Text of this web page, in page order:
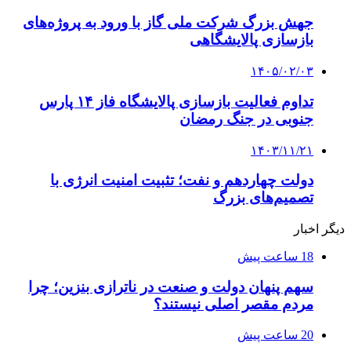
جهش بزرگ شرکت ملی گاز با ورود به پروژه‌های
بازسازی پالایشگاهی
۱۴۰۵/۰۲/۰۳
تداوم فعالیت بازسازی پالایشگاه فاز ۱۴ پارس
جنوبی در جنگ رمضان
۱۴۰۳/۱۱/۲۱
دولت چهاردهم و نفت؛ تثبیت امنیت انرژی با
تصمیم‌های بزرگ
دیگر اخبار
18 ساعت پیش
سهم پنهان دولت و صنعت در ناترازی بنزین؛ چرا
مردم مقصر اصلی نیستند؟
20 ساعت پیش